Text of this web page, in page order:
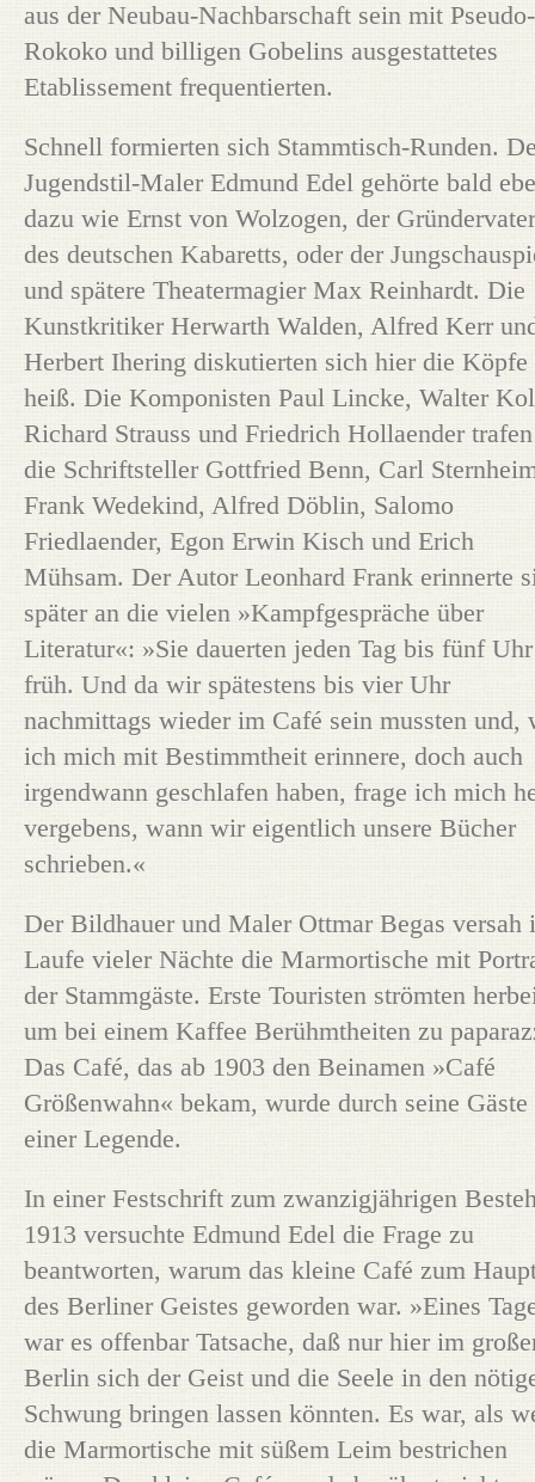
aus der Neubau-Nachbarschaft sein mit Pseudo-
Rokoko und billigen Gobelins ausgestattetes
Etablissement frequentierten.
Schnell formierten sich Stammtisch-Runden.
Jugendstil-Maler Edmund Edel gehörte bald
dazu wie Ernst von Wolzogen, der Gründervater
des deutschen Kabaretts, oder der
und spätere Theatermagier Max Reinhardt. Die
Kunstkritiker Herwarth Walden, Alfred Kerr
Herbert Ihering diskutierten sich hier die Köpfe
heiß. Die Komponisten Paul Lincke, Walter
Richard Strauss und Friedrich Hollaender
die Schriftsteller Gottfried Benn, Carl
Frank Wedekind, Alfred Döblin, Salomo
Friedlaender, Egon Erwin Kisch und Erich
Mühsam. Der Autor Leonhard Frank erinnerte
später an die vielen »Kampfgespräche über
Literatur«: »Sie dauerten jeden Tag bis fünf Uhr
früh. Und da wir spätestens bis vier Uhr
nachmittags wieder im Café sein mussten und,
ich mich mit Bestimmtheit erinnere, doch auch
irgendwann geschlafen haben, frage ich mich
vergebens, wann wir eigentlich unsere Bücher
schrieben.«
Der Bildhauer und Maler Ottmar Begas versah
Laufe vieler Nächte die Marmortische mit
der Stammgäste. Erste Touristen strömten
um bei einem Kaffee Berühmtheiten zu
Das Café, das ab 1903 den Beinamen »Café
Größenwahn« bekam, wurde durch seine Gäste
einer Legende.
In einer Festschrift zum zwanzigjährigen
1913 versuchte Edmund Edel die Frage zu
beantworten, warum das kleine Café zum
des Berliner Geistes geworden war. »Eines
war es offenbar Tatsache, daß nur hier im
Berlin sich der Geist und die Seele in den
Schwung bringen lassen könnten. Es war, als
die Marmortische mit süßem Leim bestrichen